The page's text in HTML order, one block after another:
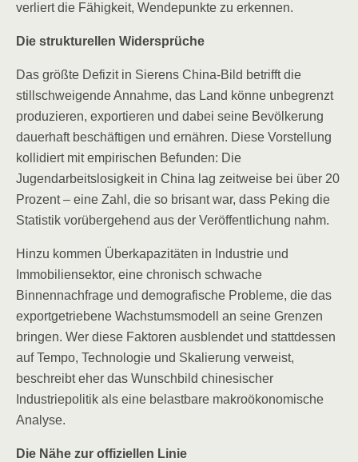
verliert die Fähigkeit, Wendepunkte zu erkennen.
Die strukturellen Widersprüche
Das größte Defizit in Sierens China-Bild betrifft die
stillschweigende Annahme, das Land könne unbegrenzt
produzieren, exportieren und dabei seine Bevölkerung
dauerhaft beschäftigen und ernähren. Diese Vorstellung
kollidiert mit empirischen Befunden: Die
Jugendarbeitslosigkeit in China lag zeitweise bei über 20
Prozent – eine Zahl, die so brisant war, dass Peking die
Statistik vorübergehend aus der Veröffentlichung nahm.
Hinzu kommen Überkapazitäten in Industrie und
Immobiliensektor, eine chronisch schwache
Binnennachfrage und demografische Probleme, die das
exportgetriebene Wachstumsmodell an seine Grenzen
bringen. Wer diese Faktoren ausblendet und stattdessen
auf Tempo, Technologie und Skalierung verweist,
beschreibt eher das Wunschbild chinesischer
Industriepolitik als eine belastbare makroökonomische
Analyse.
Die Nähe zur offiziellen Linie